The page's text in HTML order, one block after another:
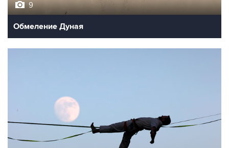
9
Обмеление Дуная